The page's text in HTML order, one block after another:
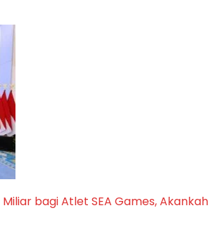
bagi Atlet SEA Games, Akankah